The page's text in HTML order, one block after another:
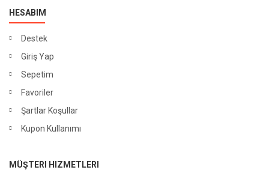
HESABIM
Destek
Giriş Yap
Sepetim
Favoriler
Şartlar Koşullar
Kupon Kullanımı
MÜŞTERI HIZMETLERI